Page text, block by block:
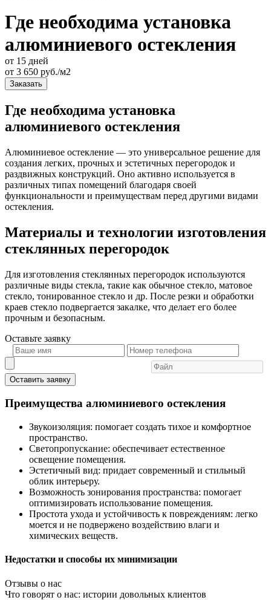
Где необходима установка
алюминиевого остекления
от 15 дней
от 3 650 руб./м2
Заказать
Где необходима установка
алюминиевого остекления
Алюминиевое остекление — это универсальное решение для
создания легких, прочных и эстетичных перегородок и
раздвижных конструкций. Оно активно используется в
различных типах помещений благодаря своей
функциональности и преимуществам перед другими видами
остекления.
Материалы и технологии изготовления
стеклянных перегородок
Для изготовления стеклянных перегородок используются
различные виды стекла, такие как обычное стекло, матовое
стекло, тонированное стекло и др. После резки и обработки
краев стекло подвергается закалке, что делает его более
прочным и безопасным.
Оставьте заявку
Оставить заявку
Преимущества алюминиевого остекления
Звукоизоляция: помогает создать тихое и комфортное
пространство.
Светопропускание: обеспечивает естественное
освещение помещения.
Эстетичный вид: придает современный и стильный
облик интерьеру.
Возможность зонирования пространства: помогает
оптимизировать использование помещения.
Простота ухода и устойчивость к повреждениям: легко
моется и не подвержено воздействию влаги и
химических веществ.
Недостатки и способы их минимизации
Отзывы о нас
Что говорят о нас: истории довольных клиентов